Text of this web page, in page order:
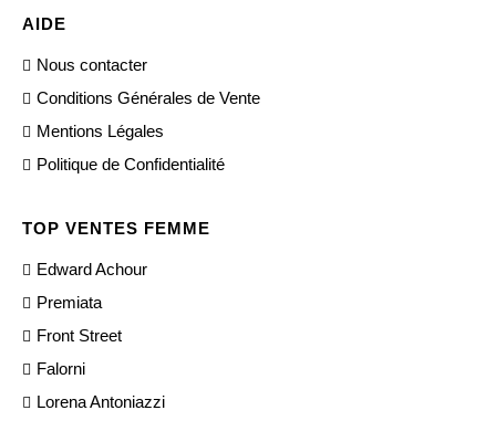
AIDE
Nous contacter
Conditions Générales de Vente
Mentions Légales
Politique de Confidentialité
TOP VENTES FEMME
Edward Achour
Premiata
Front Street
Falorni
Lorena Antoniazzi